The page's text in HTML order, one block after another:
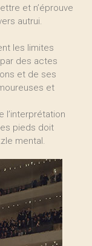
et n’éprouve
autrui.
les limites
des actes
et de ses
et
l’interprétation
pieds doit
mental.